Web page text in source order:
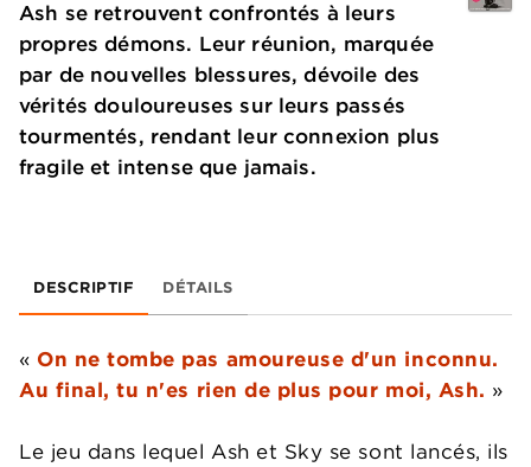
Ash se retrouvent confrontés à leurs
propres démons. Leur réunion, marquée
par de nouvelles blessures, dévoile des
vérités douloureuses sur leurs passés
tourmentés, rendant leur connexion plus
fragile et intense que jamais.
DESCRIPTIF DÉTAILS
« On ne tombe pas amoureuse d'un inconnu.
Au final, tu n'es rien de plus pour moi, Ash. »
Le jeu dans lequel Ash et Sky se sont lancés, ils